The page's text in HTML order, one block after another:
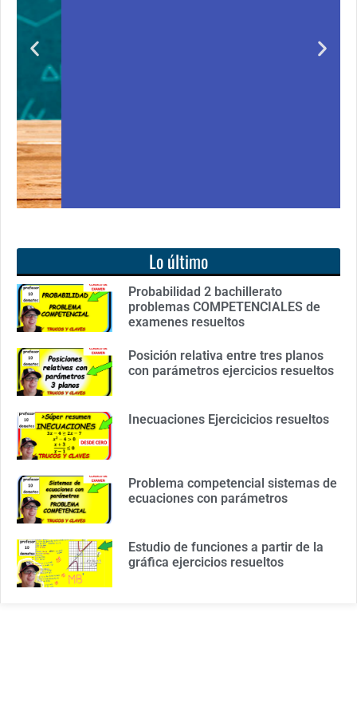
Notición!! Ya se puede adquirir nuestro segundo
Lo último
Probabilidad 2 bachillerato
problemas COMPETENCIALES de
examenes resueltos
Posición relativa entre tres planos
con parámetros ejercicios resueltos
Inecuaciones Ejercicicios resueltos
Problema competencial sistemas de
ecuaciones con parámetros
Estudio de funciones a partir de la
gráfica ejercicios resueltos